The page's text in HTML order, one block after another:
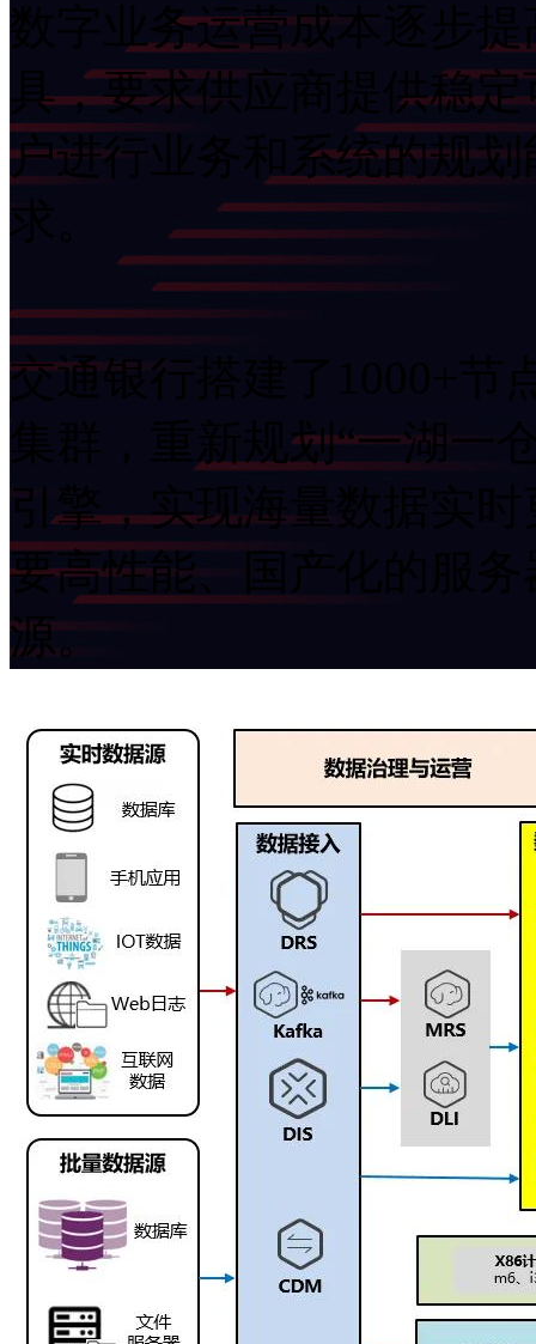
数字业务运营成本逐步提
具，要求供应商提供稳
户进行业务和系统的规划
求。
交通银行搭建了1000+节
集群，重新规划“一湖
引擎，实现海量数据实时
要高性能、国产化的
源。